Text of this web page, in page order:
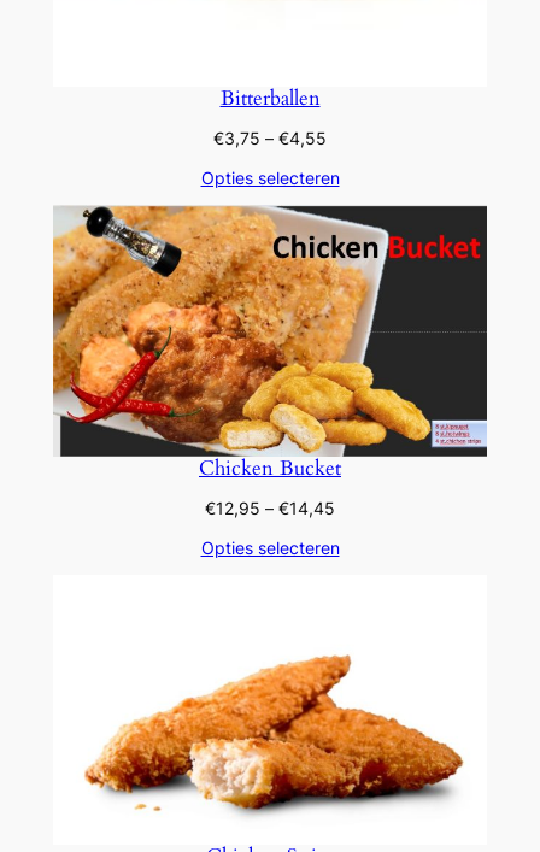
Bitterballen
€3,75 – €4,55
tot
€4,55
Opties selecteren
Chicken Bucket
€12,95 – €14,45
tot
Opties selecteren